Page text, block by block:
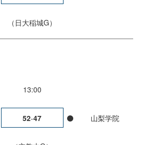
日大稲城G
13:00
52-47 山梨学院